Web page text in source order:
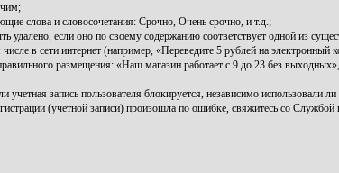
слова и словосочетания: Срочно, Очень срочно, и т.д.;
если оно по своему содержанию соответствует одной из
в сети интернет (например, «Переведите 5 рублей на электронный
размещения: «Наш магазин работает с 9 до 23 без выходных»,
запись пользователя блокируется, независимо использовали
(учетной записи) произошла по ошибке, свяжитесь со